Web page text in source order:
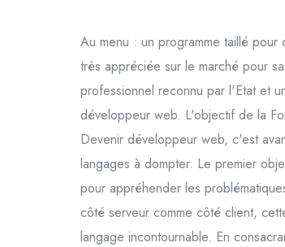
Au menu : un programme taillé
très appréciée sur le marché pour
professionnel reconnu par l'Etat et
développeur web. L'objectif de la
Devenir développeur web, c'est
langages à dompter. Le premier
pour appréhender les
côté serveur comme côté client,
langage incontournable. En